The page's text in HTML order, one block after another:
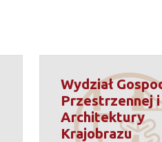
Wydział
Przestrzennej i
Architektury
Krajobrazu